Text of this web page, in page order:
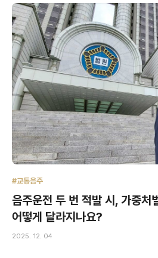
#교통음주
음주운전 두 번 적발 시, 가중처
어떻게 달라지나요?
2025. 12. 04